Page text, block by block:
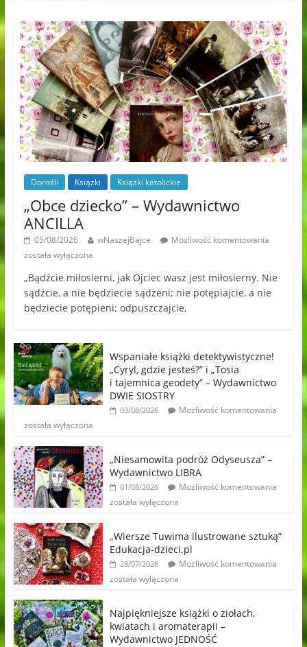
Dorośli Książki Książki katolickie
„Obce dziecko” – Wydawnictwo
ANCILLA
05/08/2026 wNaszejBajce
Możliwość komentowania
została wyłączona
„Bądźcie miłosierni, jak Ojciec wasz jest miłosierny. Nie
sądźcie, a nie będziecie sądzeni; nie potępiajcie, a nie
będziecie potępieni; odpuszczajcie,
Wspaniałe książki detektywistyczne!
„Cyryl, gdzie jesteś?” i „Tosia
i tajemnica geodety” – Wydawnictwo
DWIE SIOSTRY
03/08/2026
Możliwość komentowania
została wyłączona
„Niesamowita podróż Odyseusza” –
Wydawnictwo LIBRA
01/08/2026
Możliwość komentowania
została wyłączona
„Wiersze Tuwima ilustrowane sztuką”
Edukacja-dzieci.pl
28/07/2026
Możliwość komentowania
została wyłączona
Najpiękniejsze książki o ziołach,
kwiatach i aromaterapii –
Wydawnictwo JEDNOŚĆ